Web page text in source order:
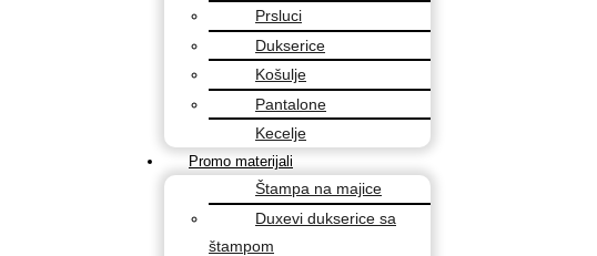
Prsluci
Dukserice
Košulje
Pantalone
Kecelje
Promo materijali
Štampa na majice
Duxevi dukserice sa
štampom